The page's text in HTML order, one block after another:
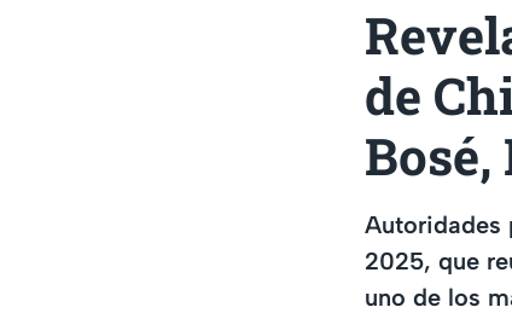
de
Autoridades
2025, que
uno de los